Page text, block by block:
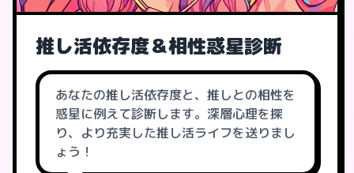
推し活依存度＆相性惑星診断
あなたの推し活依存度と、推しとの相性を
惑星に例えて診断します。深層心理を探
り、より充実した推し活ライフを送りまし
ょう！